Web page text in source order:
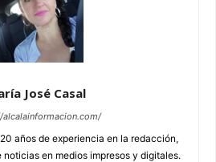
José Casal
años de experiencia en la redacción,
en medios impresos y digitales.